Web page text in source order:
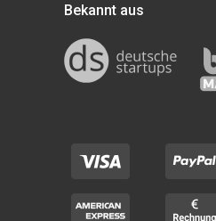
Bekannt aus